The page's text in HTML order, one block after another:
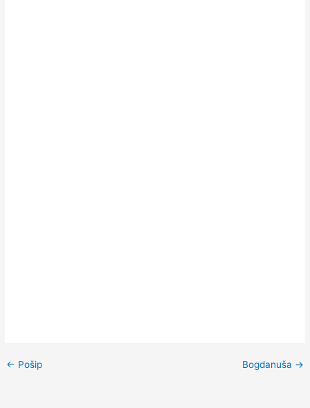
← Pošip Bogdanuša →